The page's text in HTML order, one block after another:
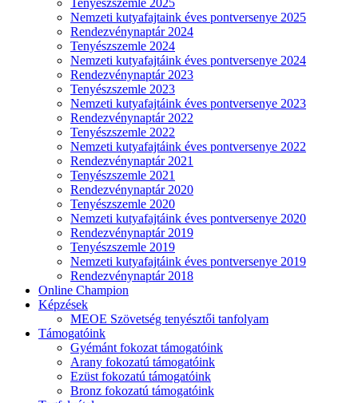
Tenyészszemle 2025
Nemzeti kutyafajtaink éves pontversenye 2025
Rendezvénynaptár 2024
Tenyészszemle 2024
Nemzeti kutyafajtáink éves pontversenye 2024
Rendezvénynaptár 2023
Tenyészszemle 2023
Nemzeti kutyafajtáink éves pontversenye 2023
Rendezvénynaptár 2022
Tenyészszemle 2022
Nemzeti kutyafajtáink éves pontversenye 2022
Rendezvénynaptár 2021
Tenyészszemle 2021
Rendezvénynaptár 2020
Tenyészszemle 2020
Nemzeti kutyafajtáink éves pontversenye 2020
Rendezvénynaptár 2019
Tenyészszemle 2019
Nemzeti kutyafajtáink éves pontversenye 2019
Rendezvénynaptár 2018
Online Champion
Képzések
MEOE Szövetség tenyésztői tanfolyam
Támogatóink
Gyémánt fokozat támogatóink
Arany fokozatú támogatóink
Ezüst fokozatú támogatóink
Bronz fokozatú támogatóink